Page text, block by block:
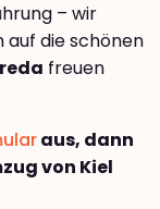
– wir
auf die schönen
freuen
aus, dann
von Kiel